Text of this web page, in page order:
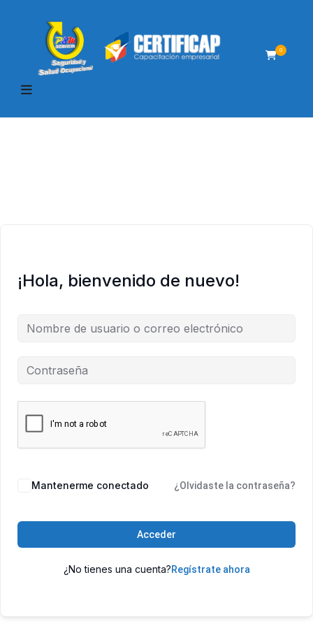
0
¡Hola, bienvenido de nuevo!
Mantenerme conectado ¿Olvidaste la contraseña?
Acceder
¿No tienes una cuenta?Regístrate ahora